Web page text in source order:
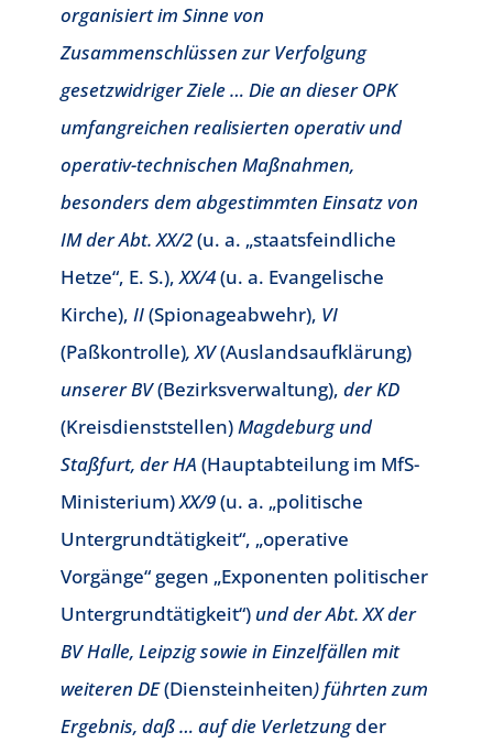
organisiert im Sinne von
Zusammenschlüssen zur Verfolgung
gesetzwidriger Ziele … Die an dieser OPK
umfangreichen realisierten operativ und
operativ-technischen Maßnahmen,
besonders dem abgestimmten Einsatz von
IM der Abt. XX/2(u. a. „staatsfeindliche
Hetze“, E. S.),XX/4(u. a. Evangelische
Kirche), II(Spionageabwehr), VI
(Paßkontrolle), XV(Auslandsaufklärung)
unserer BV(Bezirksverwaltung), der KD
(Kreisdienststellen)Magdeburg und
Staßfurt, der HA (Hauptabteilung im MfS-
Ministerium)XX/9(u. a. „politische
Untergrundtätigkeit“, „operative
Vorgänge“ gegen „Exponenten politischer
Untergrundtätigkeit“) und der Abt. XX der
BV Halle, Leipzig sowie in Einzelfällen mit
weiteren DE(Diensteinheiten) führten zum
Ergebnis, daß … auf die Verletzungder